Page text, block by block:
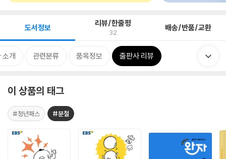
도서정보 리뷰/한줄평
32 배송/반품/교환
소개 관련분류 품목정보 출판사 리뷰
이 상품의 태그
#청년패스 #분철